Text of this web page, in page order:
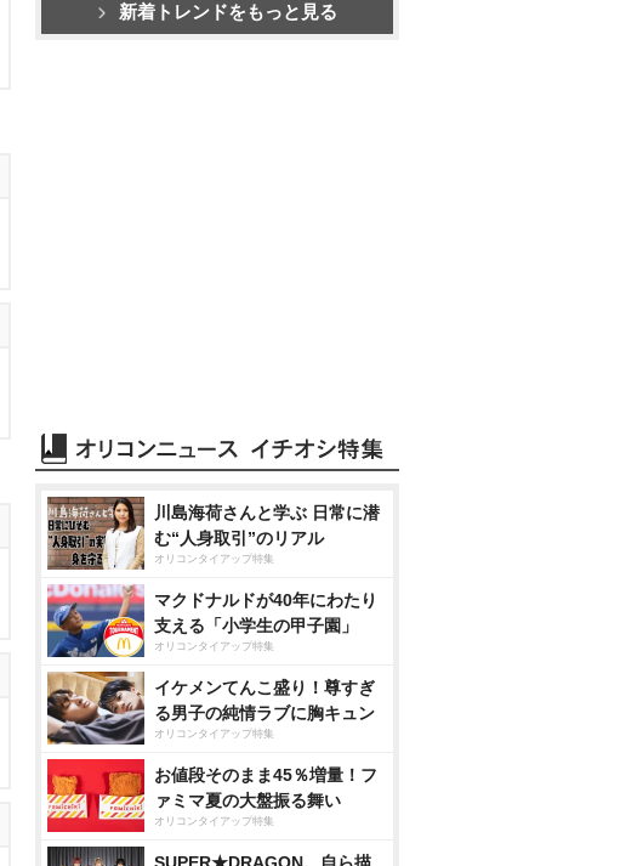
新着トレンドをもっと見る
川島海荷さんと学ぶ 日常に潜
む“人身取引”のリアル
オリコンタイアップ特集
マクドナルドが40年にわたり
支える「小学生の甲子園」
オリコンタイアップ特集
イケメンてんこ盛り！尊すぎ
る男子の純情ラブに胸キュン
オリコンタイアップ特集
お値段そのまま45％増量！フ
ァミマ夏の大盤振る舞い
オリコンタイアップ特集